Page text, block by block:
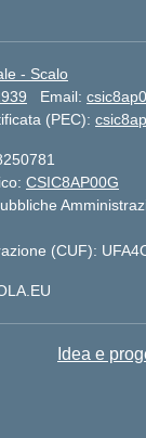
- Scalo
Email:
(PEC):
CSIC8AP00G
(CUF):
Idea e